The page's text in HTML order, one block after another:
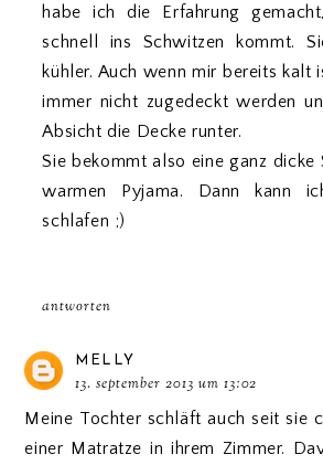
habe ich die Erfahrung
schnell ins Schwitzen kommt.
kühler. Auch wenn mir bereits kalt
immer nicht zugedeckt werden
Absicht die Decke runter.
Sie bekommt also eine ganz dicke
warmen Pyjama. Dann kann
schlafen ;)
antworten
MELLY
13. september 2013 um 13:02
Meine Tochter schläft auch seit sie
einer Matratze in ihrem Zimmer.